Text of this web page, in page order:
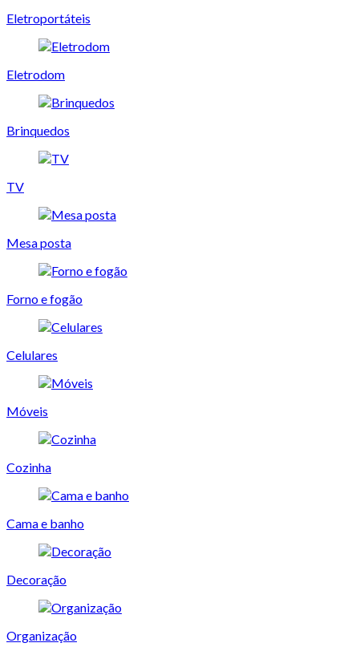
Eletroportáteis
Eletrodom
Brinquedos
TV
Mesa posta
Forno e fogão
Celulares
Móveis
Cozinha
Cama e banho
Decoração
Organização